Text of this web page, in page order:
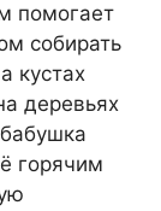
помогает
собирать
кустах
деревьях
горячим